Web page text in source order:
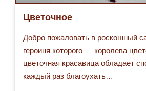
Цветочное
Добро пожаловать в роскошный
героиня которого — королева
цветочная красавица обладает
каждый раз благоухать…